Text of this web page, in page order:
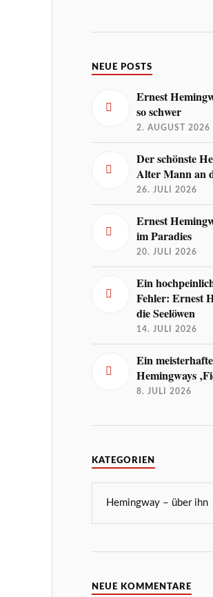
NEUE POSTS
Ernest
so schwer
2. AUGUST 2026
Der schönste
Alter Mann an
26. JULI 2026
Ernest
im Paradies
20. JULI 2026
Ein
Fehler: Ernest
die Seelöwen
14. JULI 2026
Ein
Hemingways
8. JULI 2026
KATEGORIEN
NEUE KOMMENTARE